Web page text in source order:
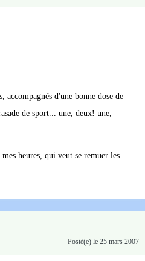
accompagnés d'une bonne dose de
de sport... une, deux! une,
heures, qui veut se remuer les
Posté(e) le 25 mars 2007